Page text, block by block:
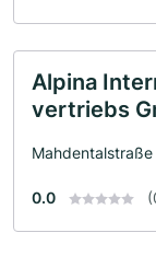
Alpina
vertriebs
0.0